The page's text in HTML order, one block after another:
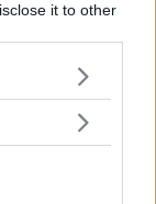
it to other
more Google
may click to
below Google